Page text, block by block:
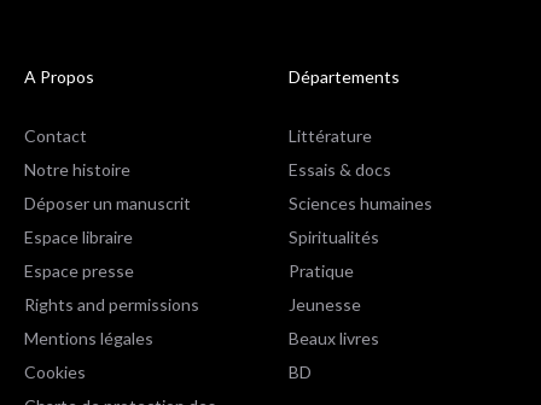
A Propos
Contact
Notre histoire
Déposer un manuscrit
Espace libraire
Espace presse
Rights and permissions
Mentions légales
Cookies
Départements
Littérature
Essais & docs
Sciences humaines
Spiritualités
Pratique
Jeunesse
Beaux livres
BD